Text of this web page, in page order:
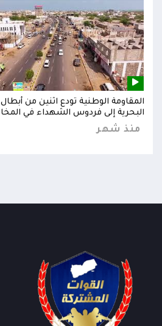
المقاومة الوطنية تودع اثنين من أبطال
البحرية إلى فردوس الشهداء في المخا
منذ شهر